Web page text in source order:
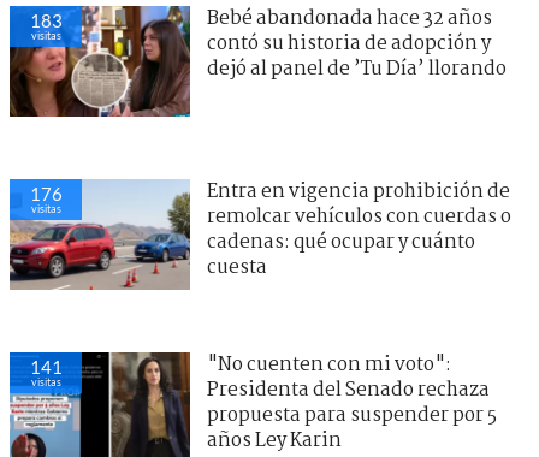
183
visitas
Bebé abandonada hace 32 años
contó su historia de adopción y
dejó al panel de ’Tu Día’ llorando
176
visitas
Entra en vigencia prohibición de
remolcar vehículos con cuerdas o
cadenas: qué ocupar y cuánto
cuesta
141
visitas
"No cuenten con mi voto":
Presidenta del Senado rechaza
propuesta para suspender por 5
años Ley Karin